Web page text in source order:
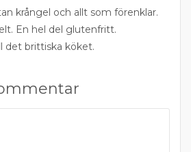
krångel och allt som förenklar.
En hel del glutenfritt.
det brittiska köket.